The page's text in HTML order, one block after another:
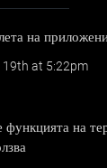
на
19th at 5:22pm
функцията на